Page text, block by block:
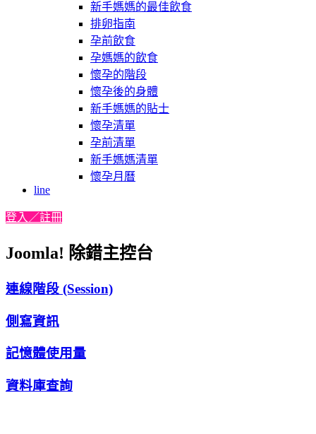
新手媽媽的最佳飲食
排卵指南
孕前飲食
孕媽媽的飲食
懷孕的階段
懷孕後的身體
新手媽媽的貼士
懷孕清單
孕前清單
新手媽媽清單
懷孕月曆
line
登入／註冊
Joomla! 除錯主控台
連線階段 (Session)
側寫資訊
記憶體使用量
資料庫查詢